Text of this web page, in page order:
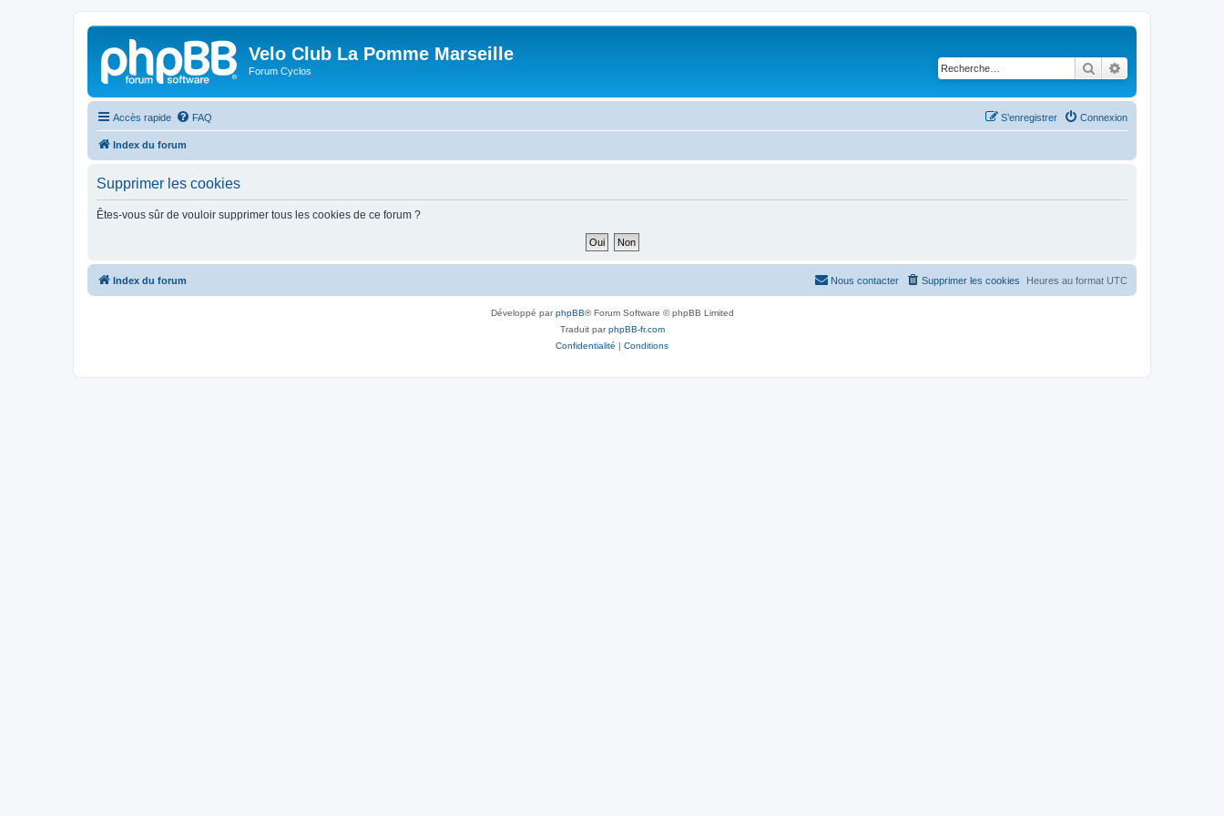
Velo Club La Pomme Marseille
Forum Cyclos Rechercher
Accès rapide FAQ Connexion
S’enregistrer
Index du forum
Supprimer les cookies
Êtes-vous sûr de vouloir supprimer tous les cookies de ce forum ?
Index du forum Heures au format UTC
Supprimer les cookies
Nous contacter
Développé parphpBB® Forum Software © phpBB Limited
Traduit parphpBB-fr.com
Confidentialité | Conditions